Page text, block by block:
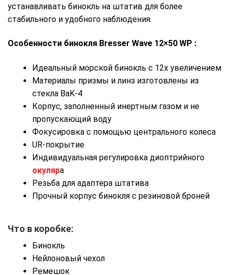
устанавливать бинокль на штатив для более
стабильного и удобного наблюдения.
Особенности бинокля Bresser Wave 12×50 WP :
Идеальный морской бинокль с 12х увеличением
Материалы призмы и линз изготовлены из
стекла BaK-4
Корпус, заполненный инертным газом и не
пропускающий воду
Фокусировка с помощью центрального колеса
UR-покрытие
Индивидуальная регулировка диоптрийного
окуляра
Резьба для адаптера штатива
Прочный корпус бинокля с резиновой броней
Что в коробке:
Бинокль
Нейлоновый чехол
Ремешок